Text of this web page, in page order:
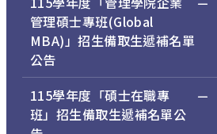
管理碩士專班(Global
MBA)」招生備取生遞補名單
公告
115學年度「碩士在職專
班」招生備取生遞補名單公